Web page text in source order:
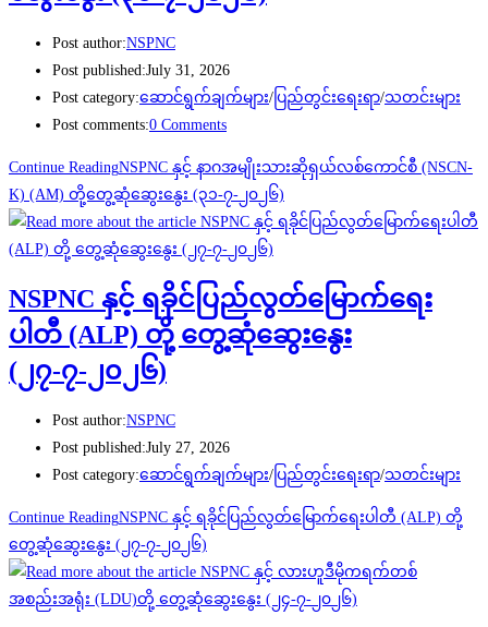
Post author:NSPNC
Post published:July 31, 2026
Post category:ဆောင်ရွက်ချက်များ/ ပြည်တွင်းရေးရာ/သတင်းများ
Post comments:0 Comments
Continue ReadingNSPNC နှင့် နာဂအမျိုးသားဆိုရှယ်လစ်ကောင်စီ (NSCN-
K) (AM) တို့တွေ့ဆုံဆွေးနွေး (၃၁-၇-၂၀၂၆)
NSPNC နှင့် ရခိုင်ပြည်လွတ်မြောက်ရေး
ပါတီ (ALP) တို့ တွေ့ဆုံဆွေးနွေး
(၂၇-၇-၂၀၂၆)
Post author:NSPNC
Post published:July 27, 2026
Post category:ဆောင်ရွက်ချက်များ/ ပြည်တွင်းရေးရာ/သတင်းများ
Continue ReadingNSPNC နှင့် ရခိုင်ပြည်လွတ်မြောက်ရေးပါတီ (ALP) တို့
တွေ့ဆုံဆွေးနွေး (၂၇-၇-၂၀၂၆)